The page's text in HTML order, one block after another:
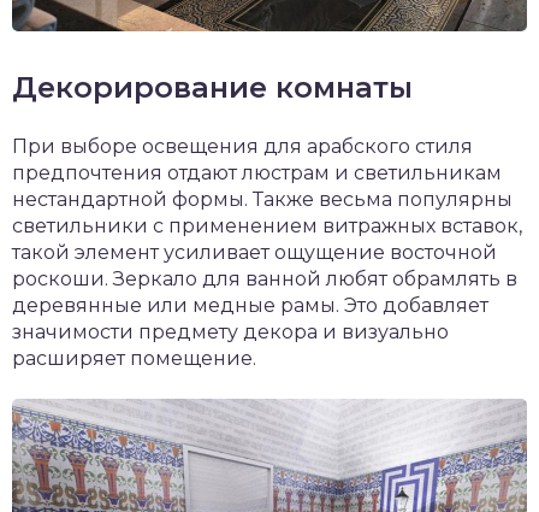
Декорирование комнаты
При выборе освещения для арабского стиля
предпочтения отдают люстрам и светильникам
нестандартной формы. Также весьма популярны
светильники с применением витражных вставок,
такой элемент усиливает ощущение восточной
роскоши. Зеркало для ванной любят обрамлять в
деревянные или медные рамы. Это добавляет
значимости предмету декора и визуально
расширяет помещение.